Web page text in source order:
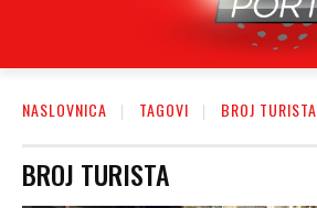
NASLOVNICA TAGOVI BROJ TURISTA
BROJ TURISTA